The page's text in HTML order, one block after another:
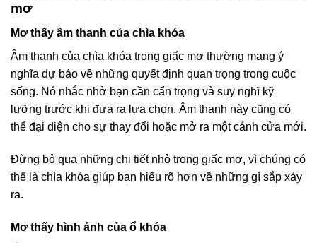
mơ
Mơ thấy âm thanh của chìa khóa
Âm thanh của chìa khóa trong giấc mơ thường mang ý
nghĩa dự báo về những quyết định quan trọng trong cuộc
sống. Nó nhắc nhở bạn cần cẩn trọng và suy nghĩ kỹ
lưỡng trước khi đưa ra lựa chọn. Âm thanh này cũng có
thể đại diện cho sự thay đổi hoặc mở ra một cánh cửa mới.
Đừng bỏ qua những chi tiết nhỏ trong giấc mơ, vì chúng có
thể là chìa khóa giúp bạn hiểu rõ hơn về những gì sắp xảy
ra.
Mơ thấy hình ảnh của ổ khóa